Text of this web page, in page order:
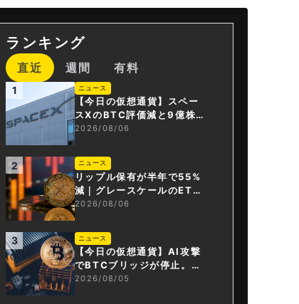
ランキング
直近 週間 有料
1 ニュース
【今日の仮想通貨】スペー
スXのBTC評価減と9億株の
解禁。208億円相当のBTC
が盗難
2026/08/06
2 ニュース
リップル保有が半年で55%
減｜グレースケールのET
F、純資産1.6億ドル減
2026/08/06
3 ニュース
【今日の仮想通貨】AI攻撃
でBTCブリッジが停止。金
融庁が「暗号資産・ステー
2026/08/05